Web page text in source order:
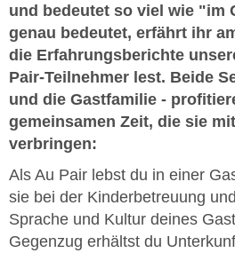
und bedeutet so viel wie "im
genau bedeutet, erfährt ihr
die Erfahrungsberichte
Pair-Teilnehmer lest. Beide
und die Gastfamilie -
gemeinsamen Zeit, die sie
verbringen:
Als Au Pair lebst du in einer
sie bei der Kinderbetreuung
Sprache und Kultur deines
Gegenzug erhältst du